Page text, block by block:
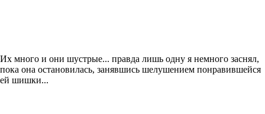
Их много и они шустрые... правда лишь одну я немного заснял,
пока она остановилась, занявшись шелушением понравившейся
ей шишки...